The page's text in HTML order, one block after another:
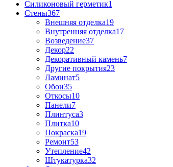
Силиконовый герметик1
Стены367
Внешняя отделка19
Внутренняя отделка17
Возведение37
Декор22
Декоративный камень7
Другие покрытия23
Ламинат5
Обои35
Откосы10
Панели7
Плинтуса3
Плитка10
Покраска19
Ремонт53
Утепление42
Штукатурка32